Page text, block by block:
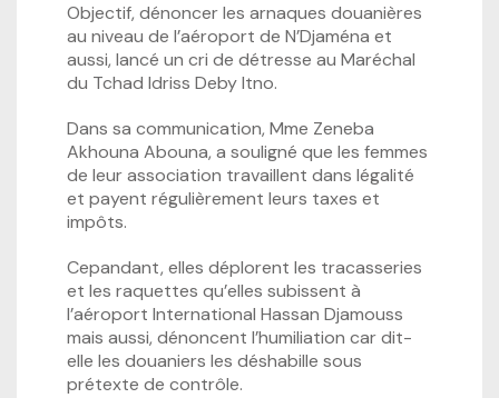
Objectif, dénoncer les arnaques douanières
au niveau de l’aéroport de N’Djaména et
aussi, lancé un cri de détresse au Maréchal
du Tchad Idriss Deby Itno.
Dans sa communication, Mme Zeneba
Akhouna Abouna, a souligné que les femmes
de leur association travaillent dans légalité
et payent régulièrement leurs taxes et
impôts.
Cepandant, elles déplorent les tracasseries
et les raquettes qu’elles subissent à
l’aéroport International Hassan Djamouss
mais aussi, dénoncent l’humiliation car dit-
elle les douaniers les déshabille sous
prétexte de contrôle.